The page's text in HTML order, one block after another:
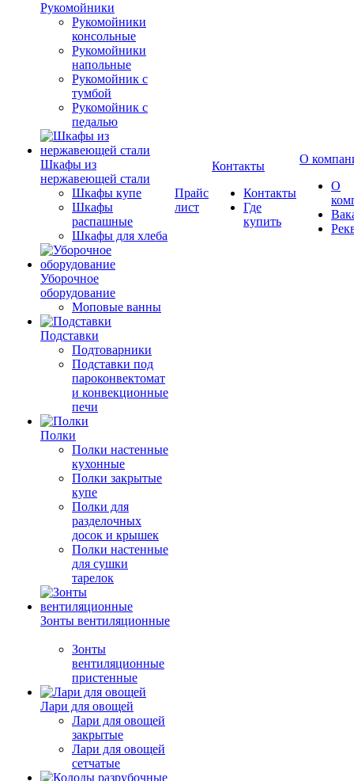
Рукомойники
Рукомойники
консольные
Рукомойники
напольные
Рукомойник с
тумбой
Рукомойник с
педалью
Шкафы из
нержавеющей стали
Шкафы купе
Шкафы
распашные
Шкафы для хлеба
Уборочное
оборудование
Моповые ванны
Подставки
Подтоварники
Подставки под
пароконвектомат
и конвекционные
печи
Полки
Полки настенные
кухонные
Полки закрытые
купе
Полки для
разделочных
досок и крышек
Полки настенные
для сушки
тарелок
Зонты вентиляционные
Зонты
вентиляционные
пристенные
Лари для овощей
Лари для овощей
закрытые
Лари для овощей
сетчатые
Прайс
лист
Контакты
Контакты
Где
купить
О
О